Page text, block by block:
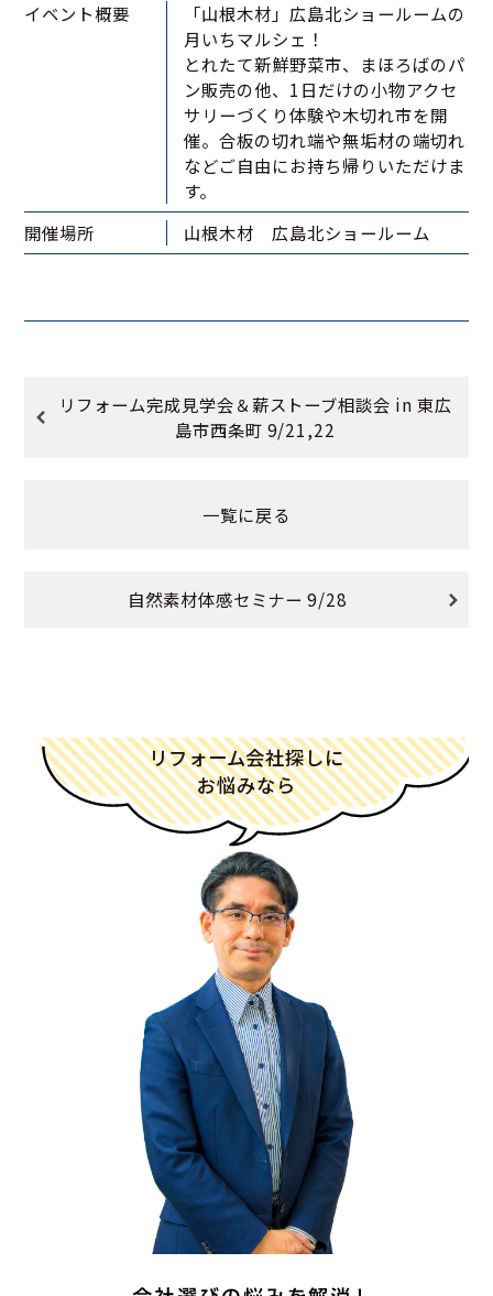
イベント概要
「山根木材」広島北ショールームの
月いちマルシェ！
とれたて新鮮野菜市、まほろばのパ
ン販売の他、1日だけの小物アクセ
サリーづくり体験や木切れ市を開
催。合板の切れ端や無垢材の端切れ
などご自由にお持ち帰りいただけま
す。
開催場所
山根木材 広島北ショールーム
リフォーム完成見学会＆薪ストーブ相談会 in 東広
島市西条町 9/21,22
一覧に戻る
自然素材体感セミナー 9/28
リフォーム会社探しに
お悩みなら